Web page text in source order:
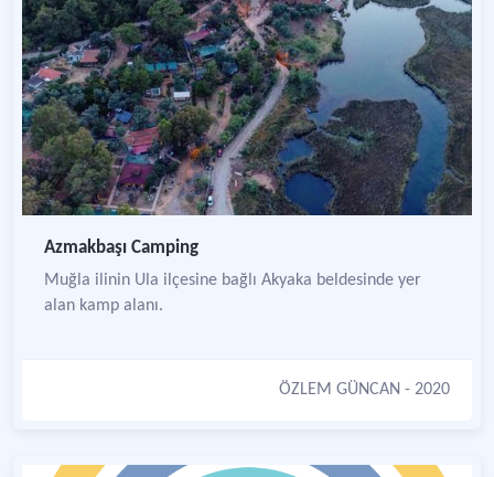
Azmakbaşı Camping
Muğla ilinin Ula ilçesine bağlı Akyaka beldesinde yer
alan kamp alanı.
ÖZLEM GÜNCAN - 2020